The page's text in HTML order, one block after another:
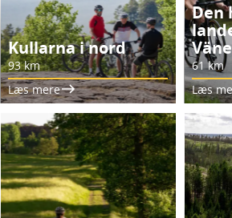
Kullarna i nord
93 km
Læs mere
Den
61 km
Læs